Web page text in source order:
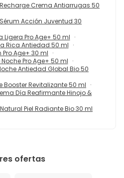
Crema Antiarrugas 50
Acción Juventud 30
Ligera Pro Age+ 50 ml
Rica Antiedad 50 ml
Pro Age+ 30 ml
Pro Age+ 50 ml
Antiedad Global Bio 50
Booster Revitalizante 50 ml
Día Reafirmante Hinojo &
Piel Radiante Bio 30 ml
ofertas